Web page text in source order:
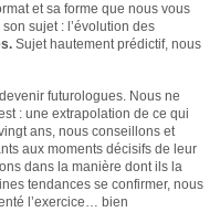
et sa forme que nous vous
sujet : l’évolution des
Sujet hautement prédictif, nous
futurologues. Nous ne
: une extrapolation de ce qui
ans, nous conseillons et
aux moments décisifs de leur
dans la manière dont ils la
tendances se confirmer, nous
l’exercice… bien